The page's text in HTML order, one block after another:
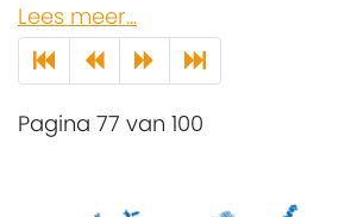
Lees meer...
Pagina 77 van 100